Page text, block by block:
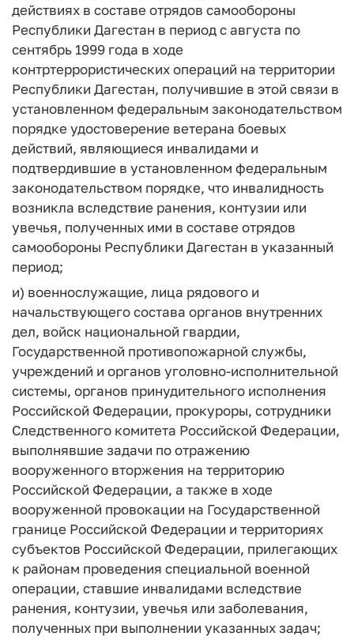
действиях в составе отрядов самообороны
Республики Дагестан в период с августа по
сентябрь 1999 года в ходе
контртеррористических операций на территории
Республики Дагестан, получившие в этой связи в
установленном федеральным законодательством
порядке удостоверение ветерана боевых
действий, являющиеся инвалидами и
подтвердившие в установленном федеральным
законодательством порядке, что инвалидность
возникла вследствие ранения, контузии или
увечья, полученных ими в составе отрядов
самообороны Республики Дагестан в указанный
период;
и) военнослужащие, лица рядового и
начальствующего состава органов внутренних
дел, войск национальной гвардии,
Государственной противопожарной службы,
учреждений и органов уголовно-исполнительной
системы, органов принудительного исполнения
Российской Федерации, прокуроры, сотрудники
Следственного комитета Российской Федерации,
выполнявшие задачи по отражению
вооруженного вторжения на территорию
Российской Федерации, а также в ходе
вооруженной провокации на Государственной
границе Российской Федерации и территориях
субъектов Российской Федерации, прилегающих
к районам проведения специальной военной
операции, ставшие инвалидами вследствие
ранения, контузии, увечья или заболевания,
полученных при выполнении указанных задач;